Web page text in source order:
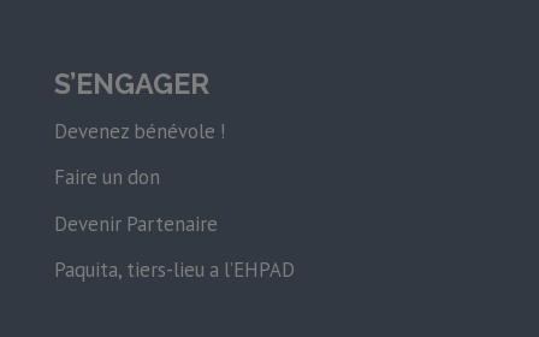
S’ENGAGER
Devenez bénévole !
Faire un don
Devenir Partenaire
Paquita, tiers-lieu a l’EHPAD